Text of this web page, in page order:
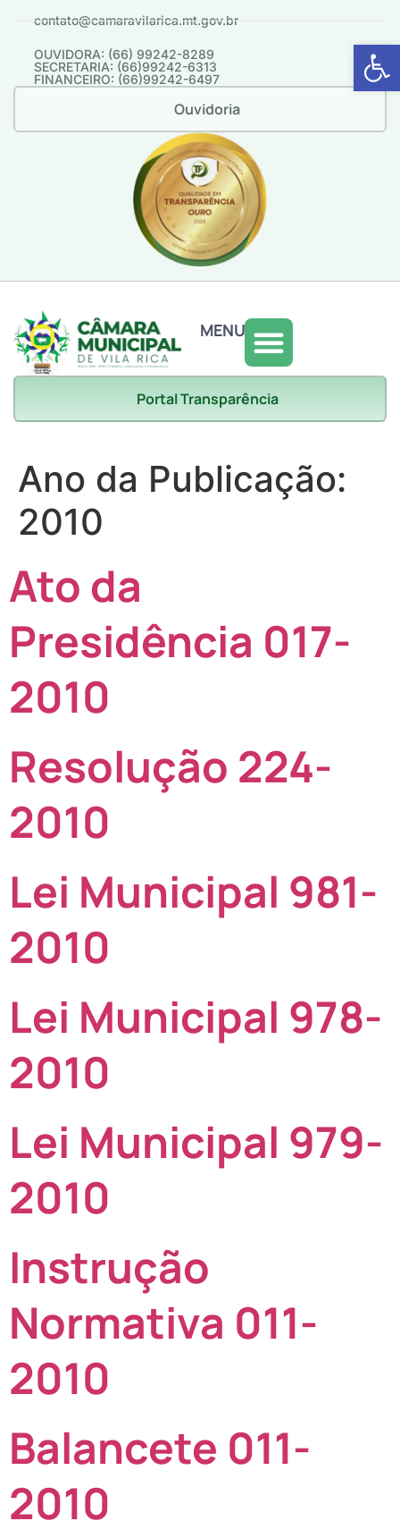
Abrir
contato@camaravilarica.mt.gov.br
OUVIDORA: (66) 99242-8289
SECRETARIA: (66)99242-6313
FINANCEIRO: (66)99242-6497
Ouvidoria
MENU
Portal Transparência
Ano da Publicação:
2010
Ato da
Presidência 017-
2010
Resolução 224-
2010
Lei Municipal 981-
2010
Lei Municipal 978-
2010
Lei Municipal 979-
2010
Instrução
Normativa 011-
2010
Balancete 011-
2010